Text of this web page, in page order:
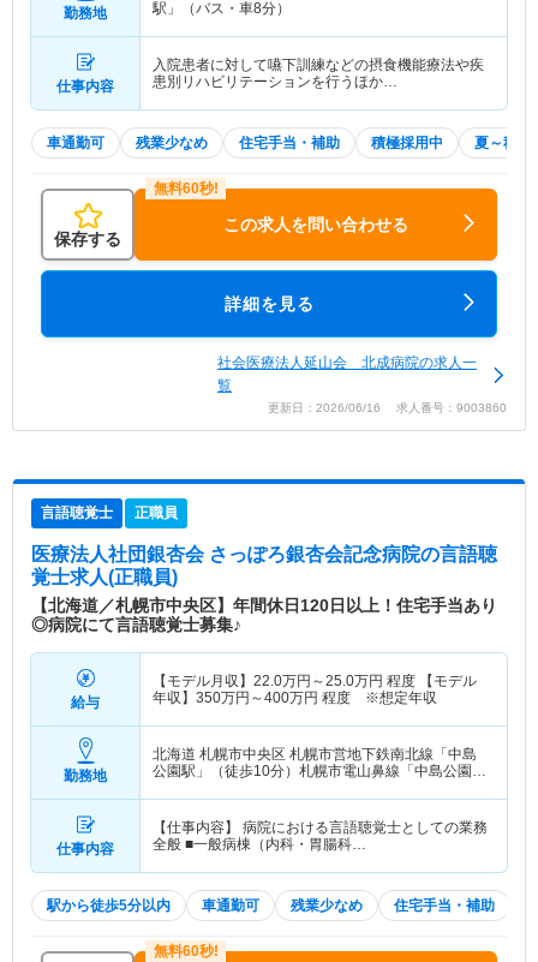
勤務地
駅」（バス・車8分）
仕事内容
入院患者に対して嚥下訓練などの摂食機能療法や疾
患別リハビリテーションを行うほか…
車通勤可 残業少なめ 住宅手当・補助 積極採用中 夏～秋入
保存する
この求人を問い合わせる
詳細を見る
社会医療法人延山会 北成病院の求人一
覧
更新日：2026/06/16 求人番号：9003860
言語聴覚士 正職員
医療法人社団銀杏会 さっぽろ銀杏会記念病院の言語聴
覚士求人(正職員)
【北海道／札幌市中央区】年間休日120日以上！住宅手当あり
◎病院にて言語聴覚士募集♪
給与
【モデル月収】 22.0万円～25.0万円 程度 【モデル
年収】 350万円～400万円 程度 ※想定年収
勤務地
北海道 札幌市中央区 札幌市営地下鉄南北線「中島
公園駅」（徒歩10分）札幌市電山鼻線「中島公園通
仕事内容
【仕事内容】 病院における言語聴覚士としての業務
全般 ■一般病棟（内科・胃腸科…
駅から徒歩5分以内 車通勤可 残業少なめ 住宅手当・補助